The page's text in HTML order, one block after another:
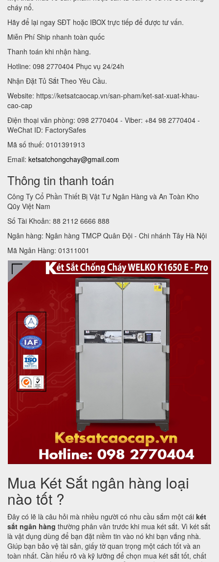
cháy nổ.
Hãy để lại ngay SĐT hoặc IBOX trực tiếp để được tư vấn.
Miễn Phí Ship nhanh toàn quốc
Thanh toán khi nhận hàng.
Hotline: 098 2770404 Phục vụ 24/24h
Nhận Đặt Tủ Sắt Theo Yêu Cầu.
Website: https://ketsatcaocap.vn/san-pham/ket-sat-xuat-khau-
cao-cap
Điện thoại văn phòng: 098 2770404 - Viber: +84 98 2770404 -
WeChat ID: FactorySafes
Mã số thuế: 0101391913
Email: ketsatchongchay@gmail.com
Thông tin thanh toán
Công Ty Cổ Phần Thiết Bị Vật Tư Ngân Hàng và An Toàn Kho
Qũy Việt Nam
Số Tài Khoản: 88 2112 6666 888
Ngân hàng: Ngân hàng TMCP Quân Đội - Chi nhánh Tây Hà Nội
Mã Ngân Hàng: 01311001
Mua Két Sắt ngân hàng loại
nào tốt ?
Đây có lẽ là câu hỏi mà nhiều người có nhu cầu sắm một cái két
sắt ngân hàng thường phân vân trước khi mua két sắt. Vì két sắt
là vật dụng dùng để bạn đặt niềm tin vào nó khi bạn vắng nhà.
Giúp bạn bảo vệ tài sản, giấy tờ quan trọng một cách tốt và an
toàn nhất. Cần hiểu rõ và kỹ lưỡng để chọn mua két sắt tốt, chất